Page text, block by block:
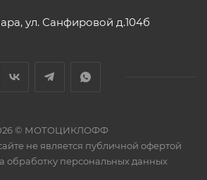
ул. Санфировой д.104б
© МОТОЦИКЛОФФ
не является публичной офертой
обработку персональных данных